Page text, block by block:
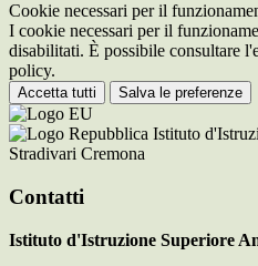
Cookie necessari per il
I cookie necessari per il
disabilitati. È possibile consultare
policy.
Accetta tutti Salva le preferenze
Istituto
Stradivari Cremona
Contatti
Istituto d'Istruzione Superiore